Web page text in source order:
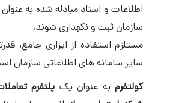
اطلاعات و اسناد مبادله شده به
سازمان ثبت و نگهداری شوند،
مستلزم استفاده از ابزاری جامع،
سایر سامانه های اطلاعاتی سازمان
کولتفرم به عنوان یک پلتفرم